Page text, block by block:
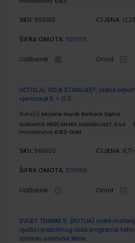
SKU: 556193 CIJENA:
ŠIFRA OMOTA: 500156
Udžbenik Omot
UČITELJU, GDJE STANUJEŠ?; radna
vjeronauk 5. r. O.Š.
Autor(i): Mirjana Novak Barbara Sipina
Nakladnik: KRŠĆANSKA SADAŠNJOST d.o.o.
ministarstva: 6163-DOM
SKU: 569100 CIJENA:
ŠIFRA OMOTA: 500156
Udžbenik Omot
SVIJET TEHNIKE 5; (KUTIJA) radni
vježbi i praktičnog rada programa
razredu osnovne škole